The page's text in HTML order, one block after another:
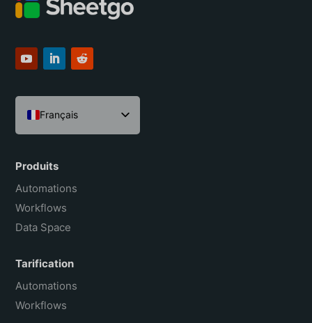
Français
English
Español
Português do Brasil
Produits
Automations
Workflows
Data Space
Tarification
Automations
Workflows